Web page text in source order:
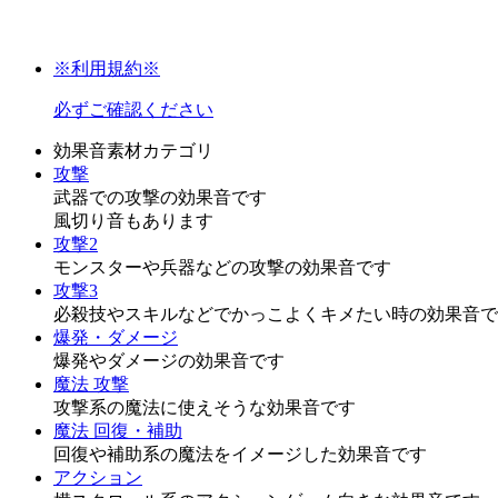
※利用規約※
必ずご確認ください
効果音素材カテゴリ
攻撃
武器での攻撃の効果音です
風切り音もあります
攻撃2
モンスターや兵器などの攻撃の効果音です
攻撃3
必殺技やスキルなどでかっこよくキメたい時の効果音
爆発・ダメージ
爆発やダメージの効果音です
魔法 攻撃
攻撃系の魔法に使えそうな効果音です
魔法 回復・補助
回復や補助系の魔法をイメージした効果音です
アクション